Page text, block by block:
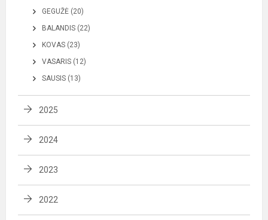
GEGUŽĖ (20)
BALANDIS (22)
KOVAS (23)
VASARIS (12)
SAUSIS (13)
2025
2024
2023
2022